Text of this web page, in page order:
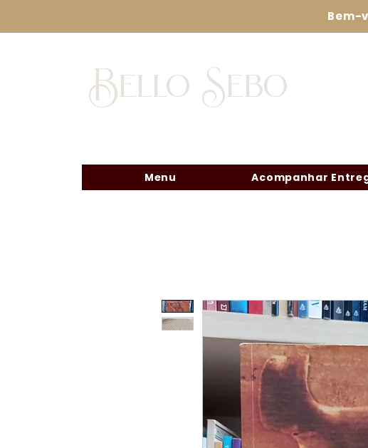
Bem-
Bello Sebo
Menu Acompanhar